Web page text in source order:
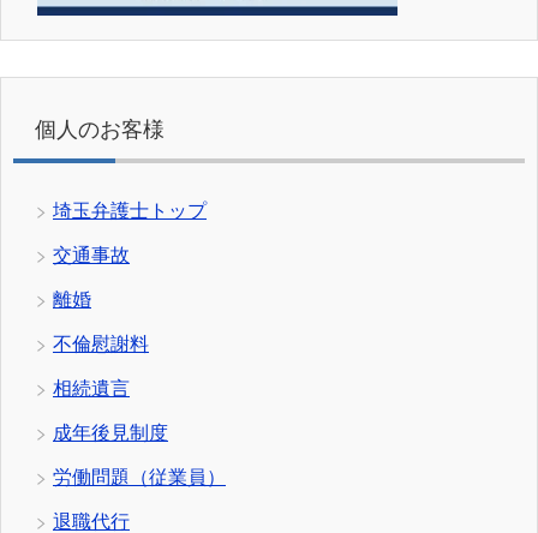
個人のお客様
埼玉弁護士トップ
交通事故
離婚
不倫慰謝料
相続遺言
成年後見制度
労働問題（従業員）
退職代行